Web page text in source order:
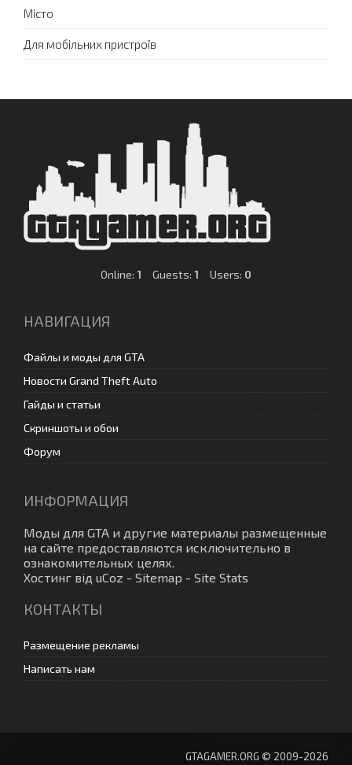
Місто
Для мобільних пристроїв
Online: 1 Guests: 1 Users: 0
НАВИГАЦИЯ
Файлы и моды для GTA
Новости Grand Theft Auto
Гайды и статьи
Скриншоты и обои
Форум
ИНФОРМАЦИЯ
Моды для GTA и другие материалы размещенные
на сайте предоставляются исключительно в
ознакомительных целях.
Хостинг від uCoz - Sitemap - Site Stats
КОНТАКТЫ
Размещение рекламы
Написать нам
GTAGAMER.ORG © 2009-2026